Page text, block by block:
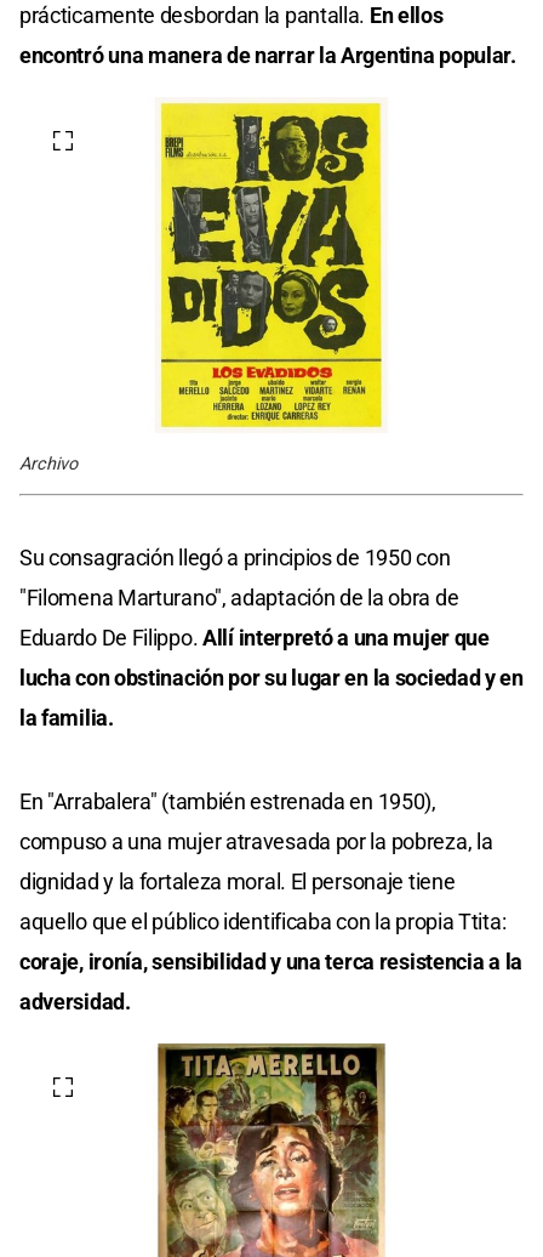
prácticamente desbordan la pantalla. En ellos
encontró una manera de narrar la Argentina popular.
Archivo
Su consagración llegó a principios de 1950 con
"Filomena Marturano", adaptación de la obra de
Eduardo De Filippo.Allí interpretó a una mujer que
lucha con obstinación por su lugar en la sociedad y en
la familia.
En "Arrabalera" (también estrenada en 1950),
compuso a una mujer atravesada por la pobreza, la
dignidad y la fortaleza moral. El personaje tiene
aquello que el público identificaba con la propia Ttita:
coraje, ironía, sensibilidad y una terca resistencia a la
adversidad.